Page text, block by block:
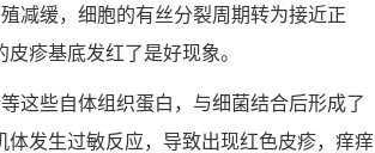
减缓，细胞的有丝分裂周期转为接近正
疹基底发红了是好现象。
这些自体组织蛋白，与细菌结合后形成了
发生过敏反应，导致出现红色皮疹，痒痒